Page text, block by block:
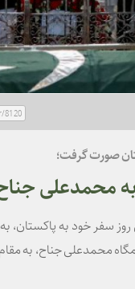
صورت گرفت؛
محمدعلی
سفر خود به پاکستان،
محمدعلی جناح، به